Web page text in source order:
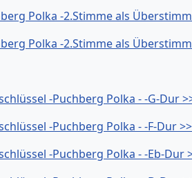
Polka -2.Stimme als
Polka -2.Stimme als
-Puchberg Polka - -G-Dur
-Puchberg Polka - -F-Dur
-Puchberg Polka - -Eb-Dur